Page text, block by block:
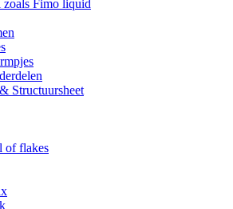
Fimo liquid
Structuursheet
of flakes